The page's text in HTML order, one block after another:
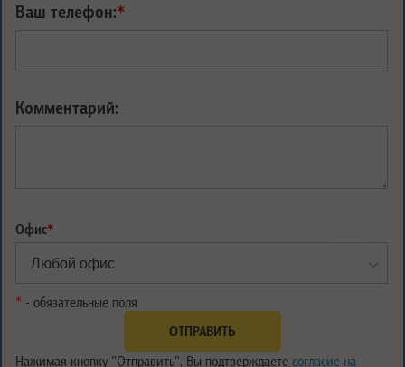
Ваш телефон:*
Комментарий:
Офис*
* - обязательные поля
Нажимая кнопку "Отправить", Вы подтверждаете согласие на